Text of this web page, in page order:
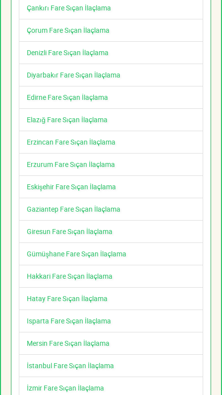
Çankırı Fare Sıçan İlaçlama
Çorum Fare Sıçan İlaçlama
Denizli Fare Sıçan İlaçlama
Diyarbakır Fare Sıçan İlaçlama
Edirne Fare Sıçan İlaçlama
Elazığ Fare Sıçan İlaçlama
Erzincan Fare Sıçan İlaçlama
Erzurum Fare Sıçan İlaçlama
Eskişehir Fare Sıçan İlaçlama
Gaziantep Fare Sıçan İlaçlama
Giresun Fare Sıçan İlaçlama
Gümüşhane Fare Sıçan İlaçlama
Hakkari Fare Sıçan İlaçlama
Hatay Fare Sıçan İlaçlama
Isparta Fare Sıçan İlaçlama
Mersin Fare Sıçan İlaçlama
İstanbul Fare Sıçan İlaçlama
İzmir Fare Sıçan İlaçlama